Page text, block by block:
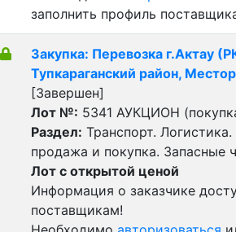
заполнить профиль
Закупка: Перевозка г.Актау
Тупкараганский район,
[Завершен]
Лот №: 5341 АУКЦИОН
Раздел: Транспорт.
продажа и покупка. Запасные
Лот с открытой ценой
Информация о заказчике
поставщикам!